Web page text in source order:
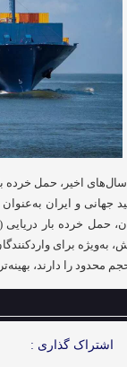
اخیر، حمل خرده
جهانی و ایران
به‌ویژه برای
محدود را دارند،
اشتراک گذاری :